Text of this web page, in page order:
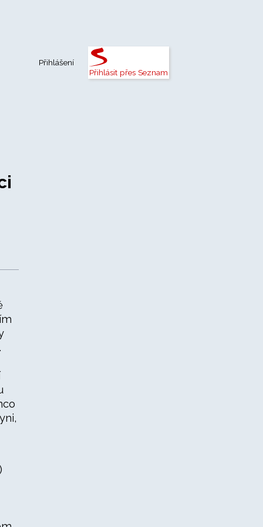
Přihlášení
Přihlásit přes Seznam